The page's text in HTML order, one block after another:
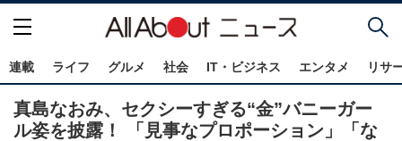
連載 ライフ グルメ 社会 IT・ビジネス エンタメ リサ
真島なおみ、セクシーすぎる“金”バニーガー
ル姿を披露！ 「見事なプロポーション」「な